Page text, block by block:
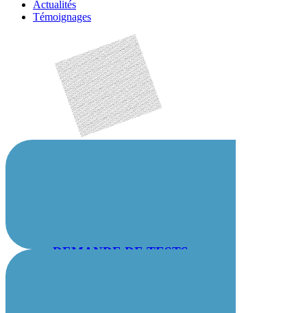
Actualités
Témoignages
DEMANDE DE TESTS